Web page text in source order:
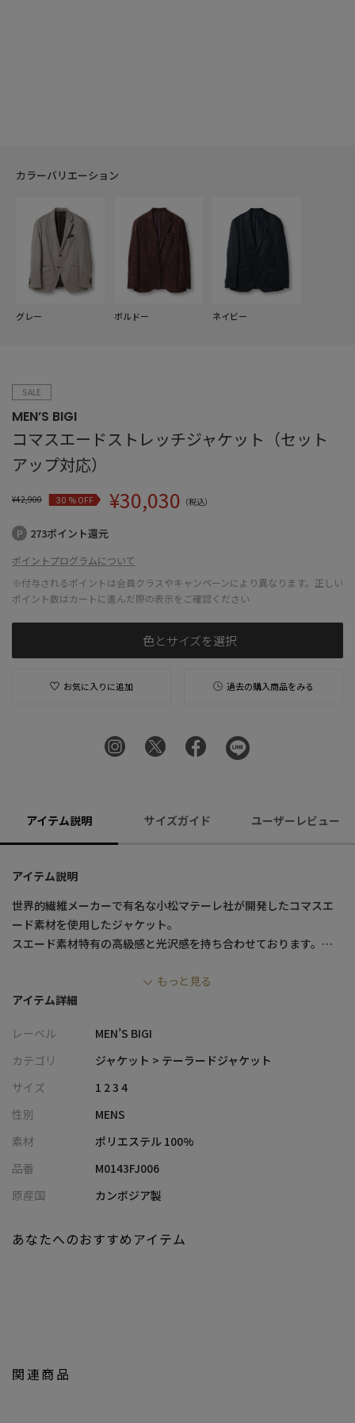
カラーバリエーション
グレー ボルドー ネイビー
SALE
MEN’S BIGI
コマスエードストレッチジャケット（セット
アップ対応）
¥42,900 30 % OFF ¥30,030 （税込）
273ポイント還元
ポイントプログラムについて
※付与されるポイントは会員クラスやキャンペーンにより異なります。正しい
ポイント数はカートに進んだ際の表示をご確認ください
色とサイズを選択
お気に入りに追加 過去の購入商品をみる
アイテム説明 サイズガイド ユーザーレビュー
アイテム説明
世界的繊維メーカーで有名な小松マテーレ社が開発したコマスエ
ード素材を使用したジャケット。
スエード素材特有の高級感と光沢感を持ち合わせております。
ラペル部分とフラップ部分にAMFステッチを施すことで、格式高
自体は軽く、羽織りやすい一着となっております。
襟の内側に入る手縫い風のステッチのこと。
【セットアップ商品情報】
ぜひ、セットアップでご着用をしてみてください。
メーカー品番：M0143FP 006
商品タグにはサイズ部分に数字が表記されています。
合がございます。
もっと見る
アイテム詳細
レーベル
MEN’S BIGI
カテゴリ
ジャケット > テーラードジャケット
サイズ
1 2 3 4
性別
MENS
素材
ポリエステル 100%
品番
M0143FJ006
原産国
カンボジア製
関連商品
あなたへのおすすめアイテム